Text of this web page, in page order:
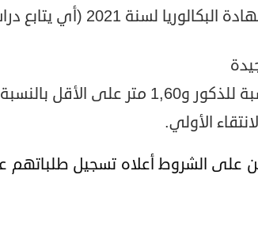
أن يكون المرشح (ة) حاصلا على شهادة
الأولي.
على الشروط أعلاه تسجيل